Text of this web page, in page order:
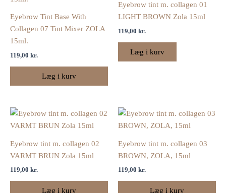
Eyebrow Tint Base With
Collagen 07 Tint Mixer ZOLA
15ml.
119,00 kr.
Læg i kurv
Eyebrow tint m. collagen 01
LIGHT BROWN Zola 15ml
119,00 kr.
Læg i kurv
Eyebrow tint m. collagen 02
VARMT BRUN Zola 15ml
119,00 kr.
Læg i kurv
Eyebrow tint m. collagen 03
BROWN, ZOLA, 15ml
119,00 kr.
Læg i kurv